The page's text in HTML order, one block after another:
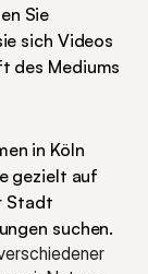
Sie
sich Videos
des Mediums
in Köln
gezielt auf
Stadt
suchen.